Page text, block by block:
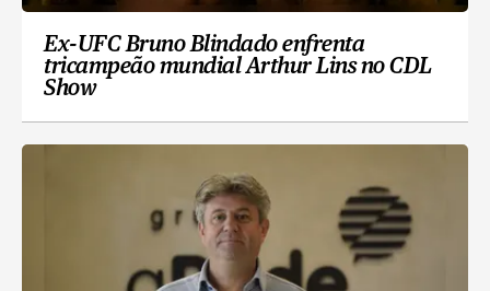
Ex-UFC Bruno Blindado enfrenta
tricampeão mundial Arthur Lins no CDL
Show